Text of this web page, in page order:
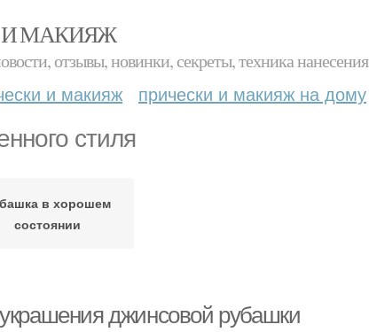
И МАКИЯЖ
отзывы, новинки, секреты, техника нанесения
и макияж прически и макияж на дому
стиля
в хорошем
состоянии
джинсовой рубашки